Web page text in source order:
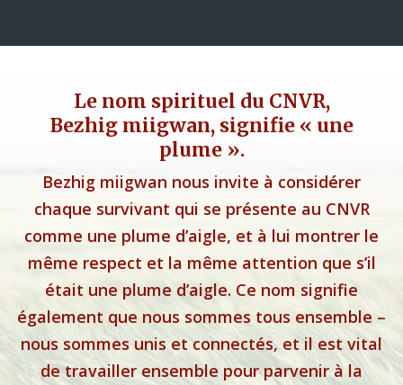
Le nom spirituel du CNVR,
Bezhig miigwan, signifie « une
plume ».
Bezhig miigwan nous invite à considérer
chaque survivant qui se présente au CNVR
comme une plume d’aigle, et à lui montrer le
même respect et la même attention que s’il
était une plume d’aigle. Ce nom signifie
également que nous sommes tous ensemble –
nous sommes unis et connectés, et il est vital
de travailler ensemble pour parvenir à la